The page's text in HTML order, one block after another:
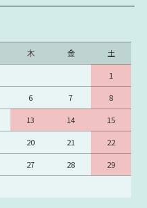
木 金
土
1
6 7
8
13 14
15
20 21
22
27 28
29